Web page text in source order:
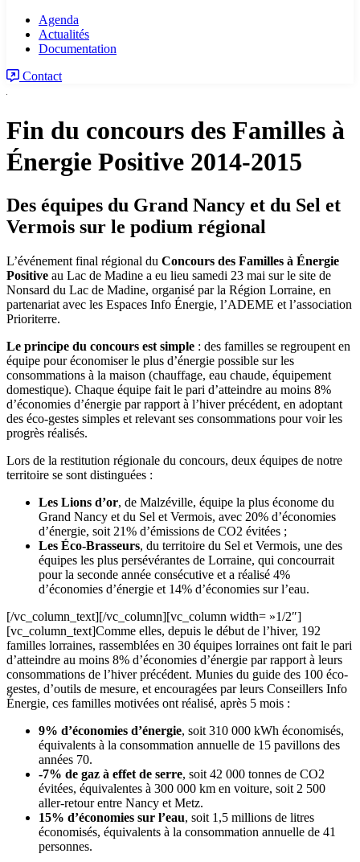
Agenda
Actualités
Documentation
Contact
Fin du concours des Familles à
Énergie Positive 2014-2015
Des équipes du Grand Nancy et du Sel et
Vermois sur le podium régional
L’événement final régional du Concours des Familles à Énergie
Positive au Lac de Madine a eu lieu samedi 23 mai sur le site de
Nonsard du Lac de Madine, organisé par la Région Lorraine, en
partenariat avec les Espaces Info Énergie, l’ADEME et l’association
Prioriterre.
Le principe du concours est simple : des familles se regroupent en
équipe pour économiser le plus d’énergie possible sur les
consommations à la maison (chauffage, eau chaude, équipement
domestique). Chaque équipe fait le pari d’atteindre au moins 8%
d’économies d’énergie par rapport à l’hiver précédent, en adoptant
des éco-gestes simples et relevant ses consommations pour voir les
progrès réalisés.
Lors de la restitution régionale du concours, deux équipes de notre
territoire se sont distinguées :
Les Lions d’or, de Malzéville, équipe la plus économe du
Grand Nancy et du Sel et Vermois, avec 20% d’économies
d’énergie, soit 21% d’émissions de CO2 évitées ;
Les Éco-Brasseurs, du territoire du Sel et Vermois, une des
équipes les plus persévérantes de Lorraine, qui concourrait
pour la seconde année consécutive et a réalisé 4%
d’économies d’énergie et 14% d’économies sur l’eau.
[/vc_column_text][/vc_column][vc_column width= »1/2″]
[vc_column_text]Comme elles, depuis le début de l’hiver, 192
familles lorraines, rassemblées en 30 équipes lorraines ont fait le pari
d’atteindre au moins 8% d’économies d’énergie par rapport à leurs
consommations de l’hiver précédent. Munies du guide des 100 éco-
gestes, d’outils de mesure, et encouragées par leurs Conseillers Info
Énergie, ces familles motivées ont réalisé, après 5 mois :
9% d’économies d’énergie, soit 310 000 kWh économisés,
équivalents à la consommation annuelle de 15 pavillons des
années 70.
-7% de gaz à effet de serre, soit 42 000 tonnes de CO2
évitées, équivalentes à 300 000 km en voiture, soit 2 500
aller-retour entre Nancy et Metz.
15% d’économies sur l’eau, soit 1,5 millions de litres
économisés, équivalents à la consommation annuelle de 41
personnes.